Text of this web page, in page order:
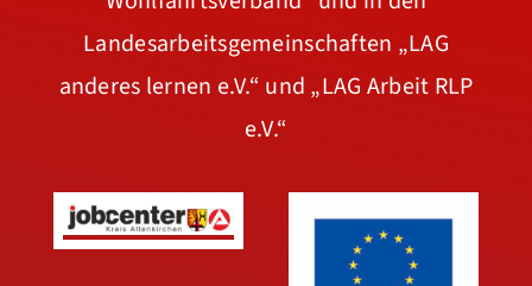
Landesarbeitsgemeinschaften „LAG
anderes lernen e.V.“ und „LAG Arbeit RLP
e.V.“